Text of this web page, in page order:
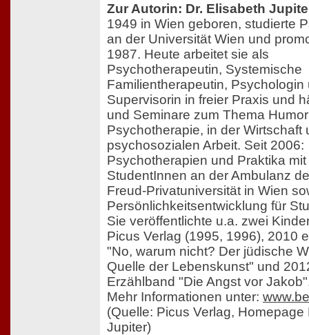
Zur Autorin: Dr. Elisabeth
1949 in Wien geboren, studierte
an der Universität Wien und
1987. Heute arbeitet sie als
Psychotherapeutin, Systemische
Familientherapeutin, Psychologin
Supervisorin in freier Praxis und
und Seminare zum Thema
Psychotherapie, in der Wirtschaft
psychosozialen Arbeit. Seit 2006:
Psychotherapien und Praktika mit
StudentInnen an der Ambulanz
Freud-Privatuniversität in Wien
Persönlichkeitsentwicklung für
Sie veröffentlichte u.a. zwei
Picus Verlag (1995, 1996), 2010
"No, warum nicht? Der jüdische
Quelle der Lebenskunst" und
Erzählband "Die Angst vor
Mehr Informationen unter:
(Quelle: Picus Verlag, Homepage
Jupiter)